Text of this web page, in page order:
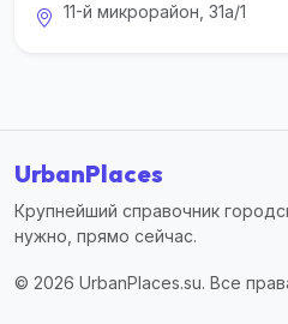
11-й микрорайон, 31а/1
UrbanPlaces
Крупнейший справочник
нужно, прямо сейчас.
© 2026 UrbanPlaces.su. Все